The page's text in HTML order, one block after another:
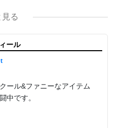
見る
ール
ール&ファニーなアイテム
中です。